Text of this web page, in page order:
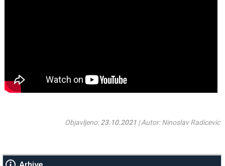
Objavljeno:23.10.2021 | Autor: Ninoslav Radicevic